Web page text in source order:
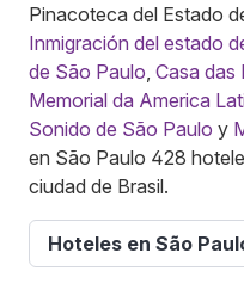
Pinacoteca del Estado
Inmigración del estado
de São Paulo Casa das
Memorial da America
Sonido de São Paulo y
en São Paulo 428
ciudad de Brasil.
Hoteles en São